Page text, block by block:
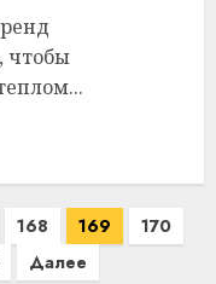
чтобы
168 169
170
Далее